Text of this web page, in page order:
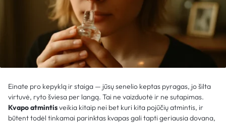
Einate pro kepyklą ir staiga — jūsų senelio keptas pyragas, jo šilta
virtuvė, ryto šviesa per langą. Tai ne vaizduotė ir ne sutapimas.
Kvapo atmintisveikia kitaip nei bet kuri kita pojūčių atmintis, ir
būtent todėl tinkamai parinktas kvapas gali tapti geriausia dovana,